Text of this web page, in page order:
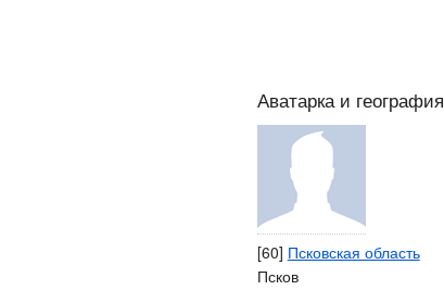
Аватарка и география
[60] Псковская область
Псков